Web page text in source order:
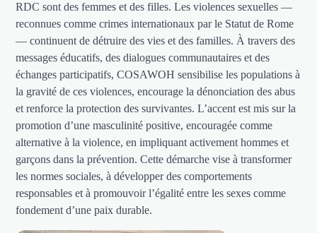
RDC sont des femmes et des filles. Les violences sexuelles —
reconnues comme crimes internationaux par le Statut de Rome
— continuent de détruire des vies et des familles. À travers des
messages éducatifs, des dialogues communautaires et des
échanges participatifs, COSAWOH sensibilise les populations à
la gravité de ces violences, encourage la dénonciation des abus
et renforce la protection des survivantes. L’accent est mis sur la
promotion d’une masculinité positive, encouragée comme
alternative à la violence, en impliquant activement hommes et
garçons dans la prévention. Cette démarche vise à transformer
les normes sociales, à développer des comportements
responsables et à promouvoir l’égalité entre les sexes comme
fondement d’une paix durable.